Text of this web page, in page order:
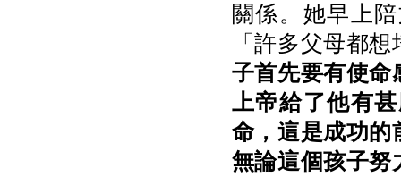
關係。她早上
「許多父母都
子首先要有使命
上帝給了他有
命，這是成功的
無論這個孩子努